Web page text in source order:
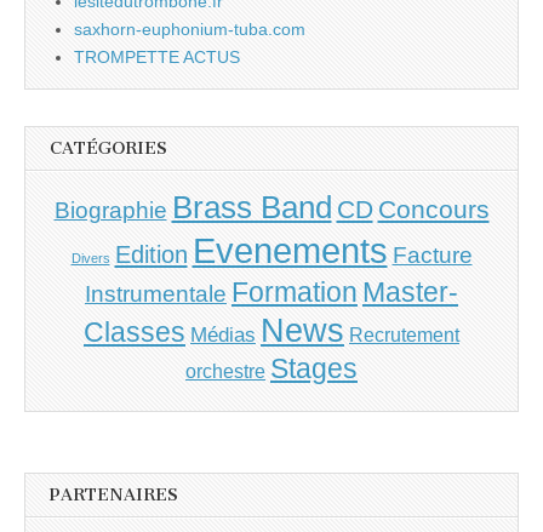
saxhorn-euphonium-tuba.com
TROMPETTE ACTUS
CATÉGORIES
Biographie Brass Band CD Concours
Divers Edition Evenements Facture
Instrumentale Formation Master-
Classes Médias News Recrutement
orchestre Stages
PARTENAIRES